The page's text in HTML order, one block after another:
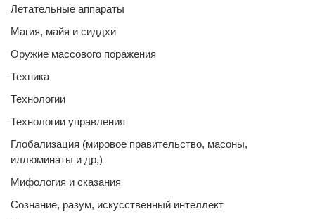
Летательные аппараты
Магия, майя и сиддхи
Оружие массового поражения
Техника
Технологии
Технологии управления
Глобализация (мировое правительство, масоны,
иллюминаты и др,)
Мифология и сказания
Сознание, разум, искусственный интеллект